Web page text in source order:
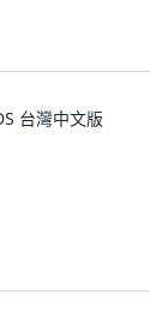
台灣中文版